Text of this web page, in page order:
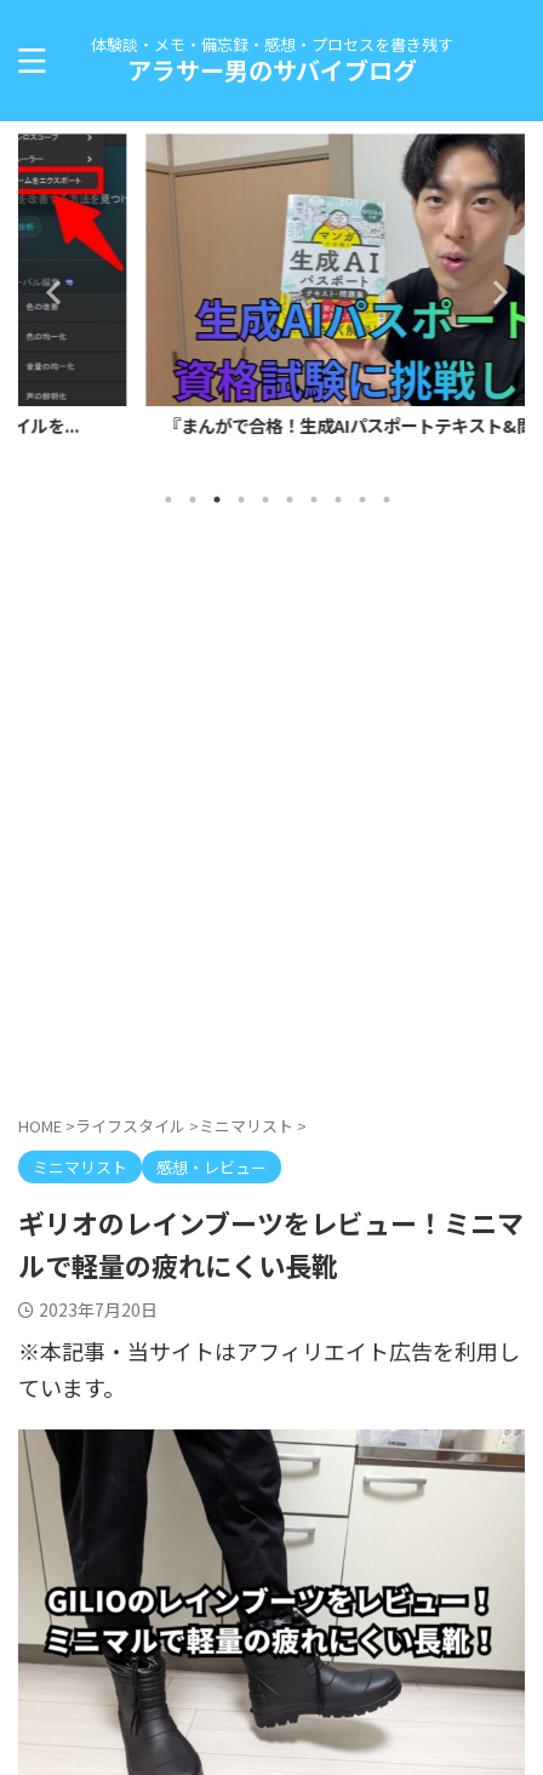
体験談・メモ・備忘録・感想・プロセスを書き残す
アラサー男のサバイブログ
『まんがで合格！生成AIパスポートテキスト&問題集』で...
HOME >ライフスタイル >ミニマリスト >
ミニマリスト
感想・レビュー
ギリオのレインブーツをレビュー！ミニマ
ルで軽量の疲れにくい長靴
2023年7月20日
※本記事・当サイトはアフィリエイト広告を利用し
ています。